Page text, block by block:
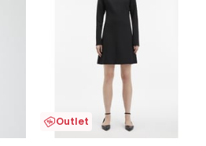
Outlet